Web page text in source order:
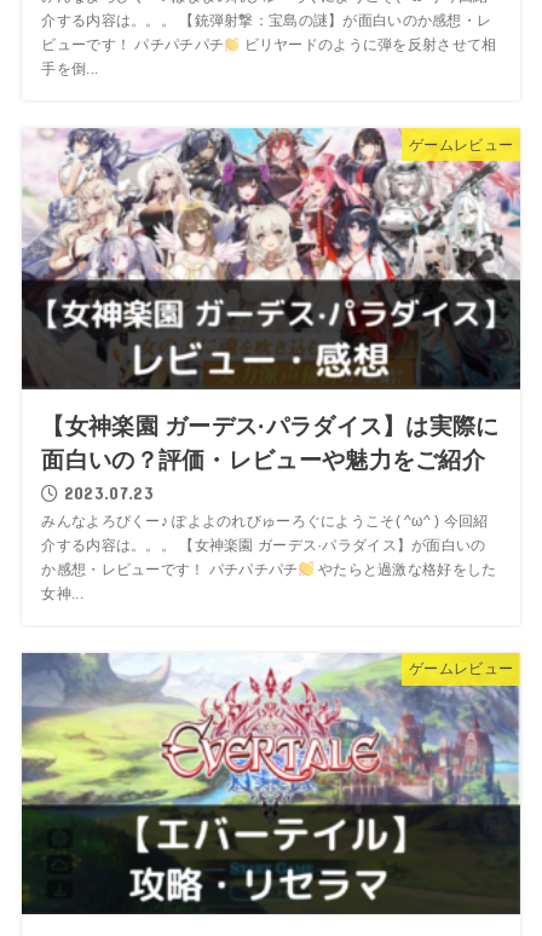
介する内容は。。。 【銃弾射撃：宝島の謎】が面白いのか感想・レ
ビューです！ パチパチパチ
ビリヤードのように弾を反射させて相
手を倒...
ゲームレビュー
【女神楽園 ガーデス·パラダイス】は実際に
面白いの？評価・レビューや魅力をご紹介
2023.07.23
みんなよろぴくー♪ ぽよよのれびゅーろぐにようこそ( ^ω^ ) 今回紹
介する内容は。。。 【女神楽園 ガーデス·パラダイス】が面白いの
か感想・レビューです！ パチパチパチ
やたらと過激な格好をした
女神...
ゲームレビュー